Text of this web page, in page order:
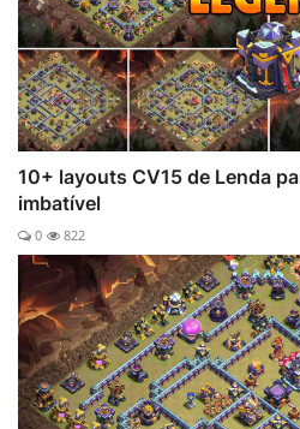
10+ layouts CV15 de Lenda
imbatível
0 822